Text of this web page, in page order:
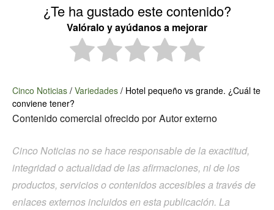
¿Te ha gustado este contenido?
Valóralo y ayúdanos a mejorar
Cinco Noticias / Variedades / Hotel pequeño vs grande. ¿Cuál te
conviene tener?
Contenido comercial ofrecido por Autor externo
Cinco Noticias no se hace responsable de la exactitud,
integridad o actualidad de las afirmaciones, ni de los
productos, servicios o contenidos accesibles a través de
enlaces externos incluidos en esta publicación. La